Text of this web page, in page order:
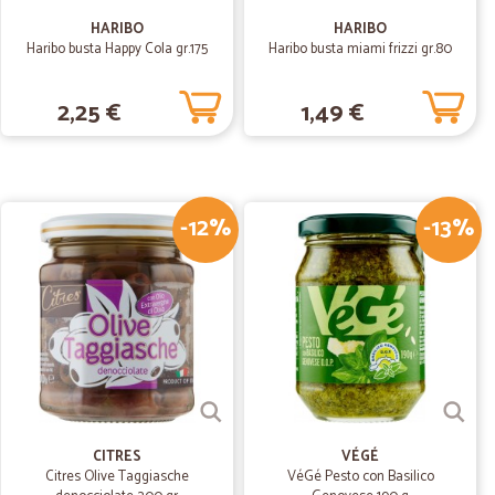
18/12/2020
Devo dire che il risultato è ottimo. Prodotti freschi
CORTESI
16/04/2020
per ordinare e bisogna pagare solo con
( entrambe cose dovute comunque alla
Puntuali e corretti per ogni prodotto.
HARIBO
Haribo busta Happy Cola gr.175
2,25 €
HARIBO
Haribo busta miami frizzi gr.80
1,49 €
-12%
CITRES
Citres Olive Taggiasche
-13%
VÉGÉ
VéGé Pesto con Basilico